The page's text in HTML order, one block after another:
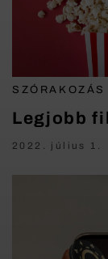
SZÓRAKOZÁS
Legjobb
2022. július 1.